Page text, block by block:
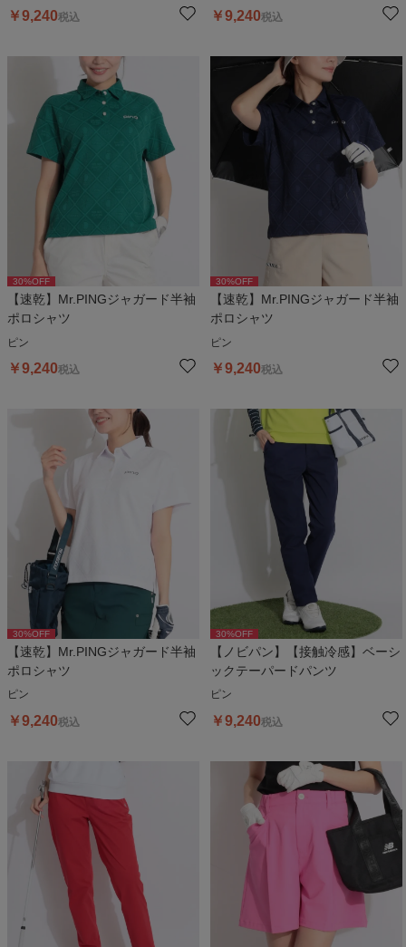
￥9,240税込 ￥9,240税込
30%OFF
【速乾】Mr.PINGジャガード半袖
ポロシャツ
ピン
￥9,240税込
30%OFF
【速乾】Mr.PINGジャガード半袖
ポロシャツ
ピン
￥9,240税込
30%OFF
【速乾】Mr.PINGジャガード半袖
ポロシャツ
ピン
￥9,240税込
30%OFF
【ノビパン】【接触冷感】ベーシ
ックテーパードパンツ
ピン
￥9,240税込